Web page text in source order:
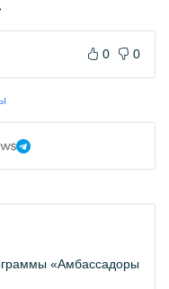
0 0
«Амбассадоры